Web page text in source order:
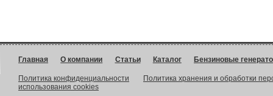
Главная О компании Статьи Каталог Бензиновые
Политика конфиденциальности
Политика хранения и обработки
использования cookies